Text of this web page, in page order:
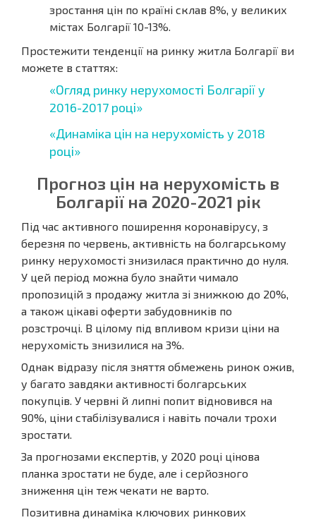
зростання цін по країні склав 8%, у великих
містах Болгарії 10-13%.
Простежити тенденції на ринку житла Болгарії ви
можете в статтях:
«Огляд ринку нерухомості Болгарії у
2016-2017 році»
«Динаміка цін на нерухомість у 2018
році»
Прогноз цін на нерухомість в
Болгарії на 2020-2021 рік
Під час активного поширення коронавірусу, з
березня по червень, активність на болгарському
ринку нерухомості знизилася практично до нуля.
У цей період можна було знайти чимало
пропозицій з продажу житла зі знижкою до 20%,
а також цікаві оферти забудовників по
розстрочці. В цілому під впливом кризи ціни на
нерухомість знизилися на 3%.
Однак відразу після зняття обмежень ринок ожив,
у багато завдяки активності болгарських
покупців. У червні й липні попит відновився на
90%, ціни стабілізувалися і навіть почали трохи
зростати.
За прогнозами експертів, у 2020 році цінова
планка зростати не буде, але і серйозного
зниження цін теж чекати не варто.
Позитивна динаміка ключових ринкових